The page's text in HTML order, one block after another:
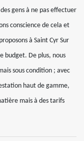
gens à ne pas effectuer
conscience de cela et
à Saint Cyr Sur
budget. De plus, nous
sous condition ; avec
haut de gamme,
mais à des tarifs